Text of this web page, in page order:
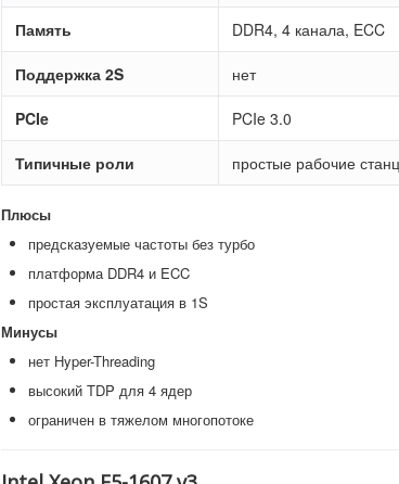
Память DDR4, 4 канала, ECC
Поддержка 2S нет
PCIe PCIe 3.0
Типичные роли простые рабочие
Плюсы
предсказуемые частоты без турбо
платформа DDR4 и ECC
простая эксплуатация в 1S
Минусы
нет Hyper-Threading
высокий TDP для 4 ядер
ограничен в тяжелом многопотоке